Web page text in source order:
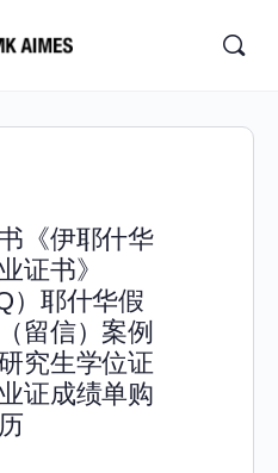
《伊耶什华
证书》
）耶什华假
留信）案例
究生学位证
证成绩单购